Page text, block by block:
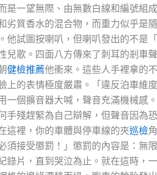
是一望無際、由無數白線和編號組
質香水的混合物，而重力似乎是
他試圖按喇叭，但喇叭發出的不是
兒歌。四面八方傳來了刺耳的剎車
健檢推薦他衝來。這些人手裡拿的
上的表情極度嚴肅。「違反泊車維
一個擴音器大喊，聲音充滿機械感
手殘趕緊為自己辯解，但聲音因為
這裡，你的車體與停車線的夾巡檢
須接受懲罰！」懲罰的內容是：無
片，直到哭泣為止。就在這時，